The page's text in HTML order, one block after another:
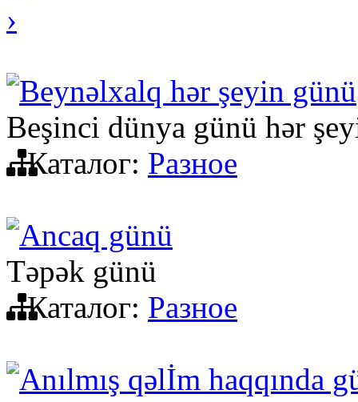
›
Beynəlxalq hər şeyin günü
Beşinci dünya günü hər
Каталог: Разное
Ancaq günü
Təpək günü
Каталог: Разное
Anılmış qəlİm haqqında